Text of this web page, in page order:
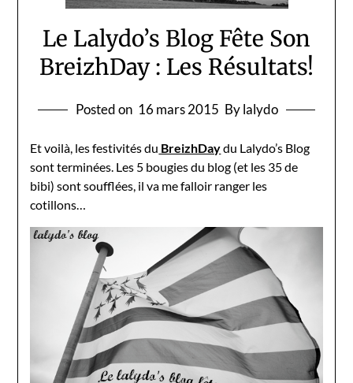
Le Lalydo’s Blog Fête Son
BreizhDay : Les Résultats!
Posted on 16 mars 2015 By lalydo
Et voilà, les festivités du BreizhDaydu Lalydo’s Blog
sont terminées. Les 5 bougies du blog (et les 35 de
bibi) sont soufflées, il va me falloir ranger les
cotillons…